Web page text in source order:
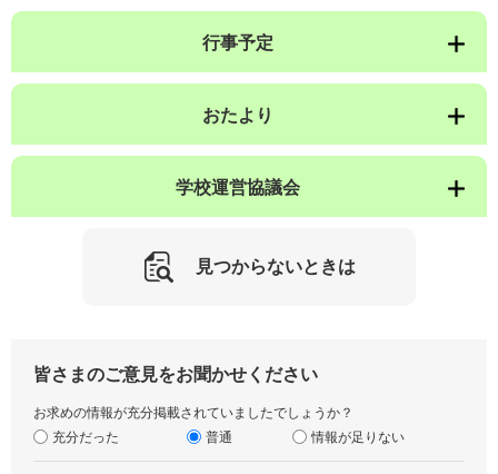
行事予定
おたより
学校運営協議会
見つからないときは
皆さまのご意見をお聞かせください
お求めの情報が充分掲載されていましたでしょうか？
充分だった
普通 情報が足りない